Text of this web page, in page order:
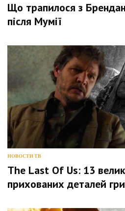
Що трапилося з
після Мумії
НОВОСТИ ТВ
The Last Of Us: 13
прихованих деталей